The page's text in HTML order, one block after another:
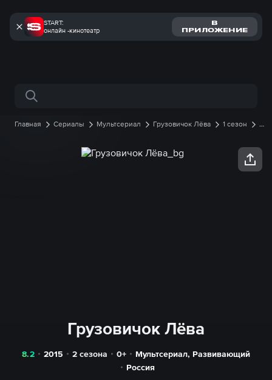
START:
онлайн -кинотеатр
В
ПРИЛОЖЕНИЕ
Поиск по сайту
Главная Сериалы Мультсериал Грузовичок Лёва
1 сезон
Грузовичок Лёва
8.2 2015 2 сезона 0+ Мультсериал, Развивающий
Россия